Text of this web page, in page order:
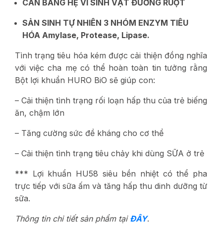
CÂN BẰNG HỆ VI SINH VẬT ĐƯỜNG RUỘT
SẢN SINH TỰ NHIÊN 3 NHÓM ENZYM TIÊU
HÓA Amylase, Protease, Lipase.
Tình trạng tiêu hóa kém được cải thiện đồng nghĩa
với việc cha mẹ có thể hoàn toàn tin tưởng rằng
Bột lợi khuẩn HURO BiO sẽ giúp con:
– Cải thiện tình trạng rối loạn hấp thu của trẻ biếng
ăn, chậm lớn
– Tăng cường sức đề kháng cho cơ thể
– Cải thiện tình trạng tiêu chảy khi dùng SỮA ở trẻ
*** Lợi khuẩn HU58 siêu bền nhiệt có thể pha
trực tiếp với sữa ấm và tăng hấp thu dinh dưỡng từ
sữa.
Thông tin chi tiết sản phẩm tại ĐÂY.